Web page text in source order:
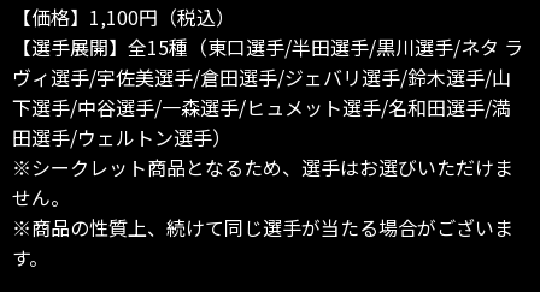
【価格】1,100円（税込）
【選手展開】全15種（東口選手/半田選手/黒川選手/ネタ ラ
ヴィ選手/宇佐美選手/倉田選手/ジェバリ選手/鈴木選手/山
下選手/中谷選手/一森選手/ヒュメット選手/名和田選手/満
田選手/ウェルトン選手）
※シークレット商品となるため、選手はお選びいただけま
せん。
※商品の性質上、続けて同じ選手が当たる場合がございま
す。